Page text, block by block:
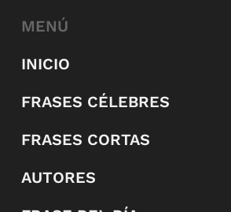
MENÚ
INICIO
FRASES CÉLEBRES
FRASES CORTAS
AUTORES